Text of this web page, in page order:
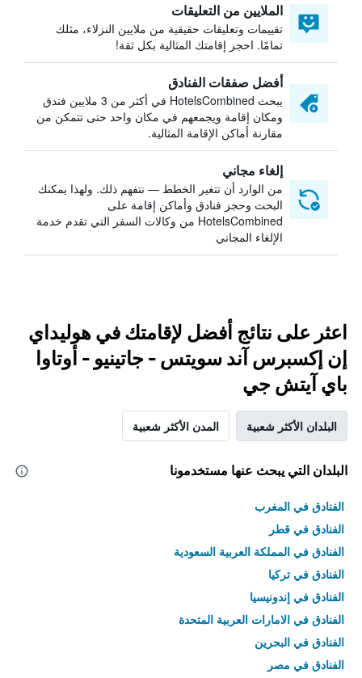
الملايين من التعليقات
تقييمات وتعليقات حقيقية من ملايين النزلاء، مثلك
تمامًا. احجز إقامتك المثالية بكل ثقة!
أفضل صفقات الفنادق
يبحث HotelsCombined في أكثر من 3 ملايين فندق
ومكان إقامة ويجمعهم في مكان واحد حتى تتمكن من
مقارنة أماكن الإقامة المثالية.
إلغاء مجاني
من الوارد أن تتغير الخطط — نتفهم ذلك. ولهذا يمكنك
البحث وحجز فنادق وأماكن إقامة على
HotelsCombined من وكالات السفر التي تقدم خدمة
الإلغاء المجاني
اعثر على نتائج أفضل لإقامتك في هوليداي
إن إكسبرس آند سويتس - جاتينيو - أوتاوا
باي آيتش جي
البلدان الأكثر شعبية المدن الأكثر شعبية
البلدان التي يبحث عنها مستخدمونا
الفنادق في المغرب
الفنادق في قطر
الفنادق في المملكة العربية السعودية
الفنادق في تركيا
الفنادق في إندونيسيا
الفنادق في الامارات العربية المتحدة
الفنادق في البحرين
الفنادق في مصر